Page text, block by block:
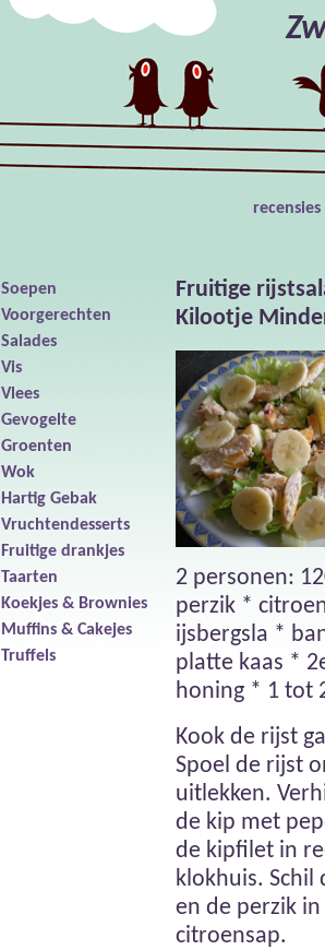
recensies
Fruitige
Kilootje
2 personen:
perzik *
ijsbergsla *
platte kaas *
honing * 1 tot
Kook de rijst
Spoel de rijst
uitlekken.
de kip met
de kipfilet in
klokhuis. Schil
en de perzik
citroensap.
Soepen
Voorgerechten
Salades
Vis
Vlees
Gevogelte
Groenten
Wok
Hartig Gebak
Vruchtendesserts
Fruitige drankjes
Taarten
Koekjes & Brownies
Muffins & Cakejes
Truffels